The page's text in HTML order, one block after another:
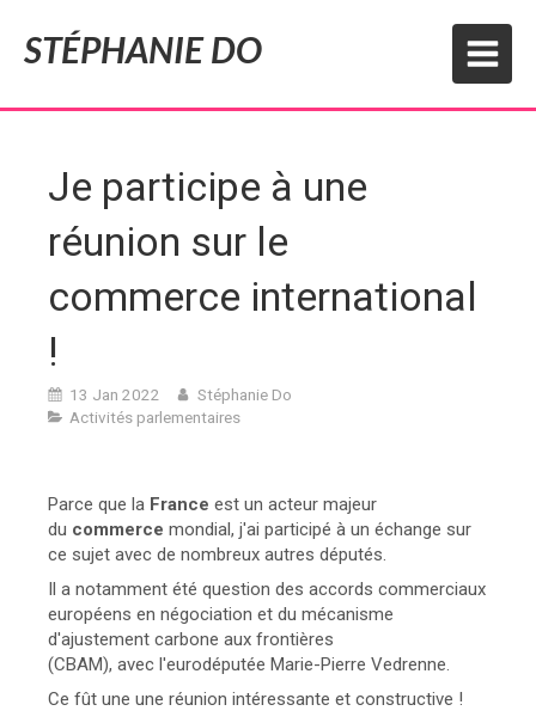
STÉPHANIE DO
Je participe à une
réunion sur le
commerce international
!
13 Jan 2022
Stéphanie Do
Activités parlementaires
Parce que la France est un acteur majeur
du commerce mondial, j'ai participé à un échange sur
ce sujet avec de nombreux autres députés.
Il a notamment été question des accords commerciaux
européens en négociation et du mécanisme
d'ajustement carbone aux frontières
(CBAM), avec l'eurodéputée Marie-Pierre Vedrenne.
Ce fût une une réunion intéressante et constructive !